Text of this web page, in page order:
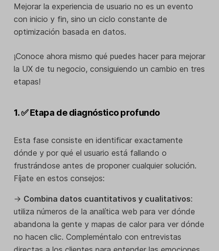
Mejorar la experiencia de usuario no es un evento
con inicio y fin, sino un ciclo constante de
optimización basada en datos.
¡Conoce ahora mismo qué puedes hacer para mejorar
la UX de tu negocio, consiguiendo un cambio en tres
etapas!
1. ✅ Etapa de diagnóstico profundo
Esta fase consiste en identificar exactamente
dónde y por qué el usuario está fallando o
frustrándose antes de proponer cualquier solución.
Fíjate en estos consejos:
→ Combina datos cuantitativos y cualitativos:
utiliza números de la analítica web para ver dónde
abandona la gente y mapas de calor para ver dónde
no hacen clic. Compleméntalo con entrevistas